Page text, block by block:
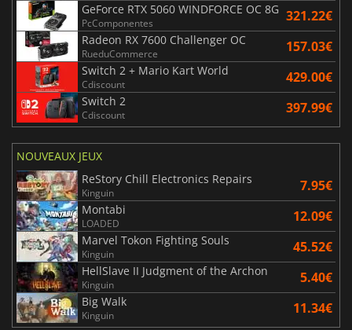
GeForce RTX 5060 WINDFORCE OC 8G
PcComponentes 321.22€
Radeon RX 7600 Challenger OC
RueduCommerce 157.03€
Switch 2 + Mario Kart World
Cdiscount 429.00€
Switch 2
Cdiscount 397.99€
NOUVEAUX JEUX
ReStory Chill Electronics Repairs
Kinguin 7.95€
Montabi
LOADED 12.09€
Marvel Tokon Fighting Souls
Kinguin 45.52€
HellSlave II Judgment of the Archon
Kinguin 5.40€
Big Walk
Kinguin 11.34€